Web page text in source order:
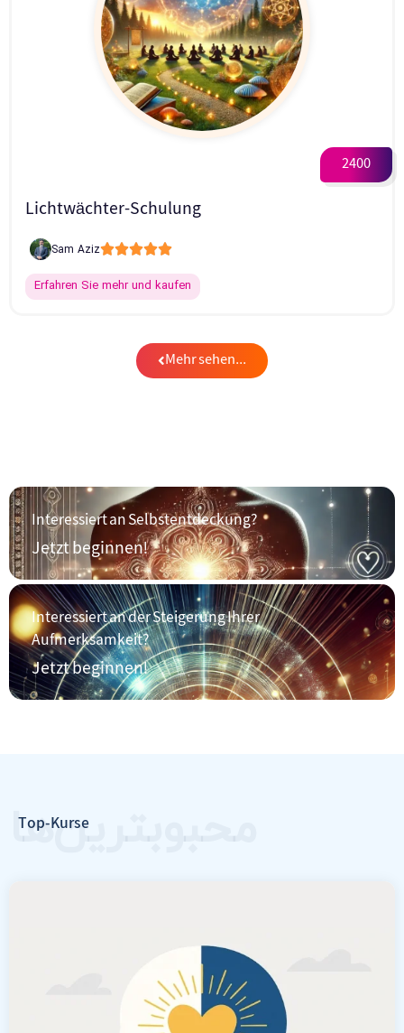
Lichtwächter-Schulung
Sam Aziz
Erfahren Sie mehr und kaufen
2400
Mehr sehen...
Interessiert an Selbstentdeckung?
Jetzt beginnen!
Interessiert an der Steigerung Ihrer
Aufmerksamkeit?
Jetzt beginnen!
Top-Kurse
محبوبترین‌ها